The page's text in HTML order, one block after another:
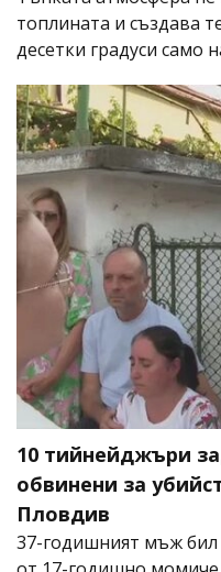
топлината и създава
десетки градуси само
10 тийнейджъри
обвинени за
Пловдив
37-годишният мъж